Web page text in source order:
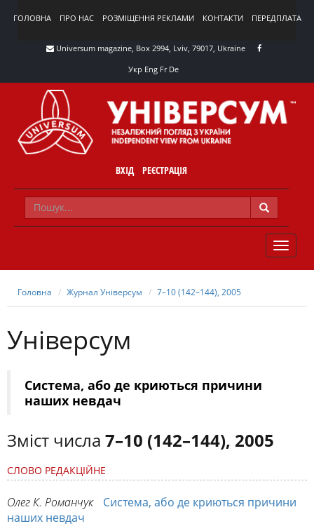
ГОЛОВНА ПРО НАС РОЗМІЩЕННЯ РЕКЛАМИ КОНТАКТИ ПЕРЕДПЛАТА
Universum magazine, Box 2994, Lviv, 79017, Ukraine
Укр Eng Fr De
ВХІД РЕЄСТРАЦІЯ
TOGGLE
Головна Журнал Універсум 7–10 (142–144), 2005
Універсум
Система, або де криються причини
наших невдач
Зміст числа 7–10 (142–144), 2005
СЛОВО РЕДАКЦІЙНЕ
Олег К. Романчук
Система, або де криються причини
наших невдач